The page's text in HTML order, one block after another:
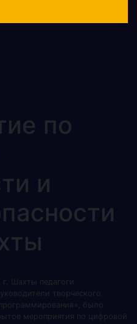
по
и
Шахты педагоги
творческого
было
мероприятия по цифровой